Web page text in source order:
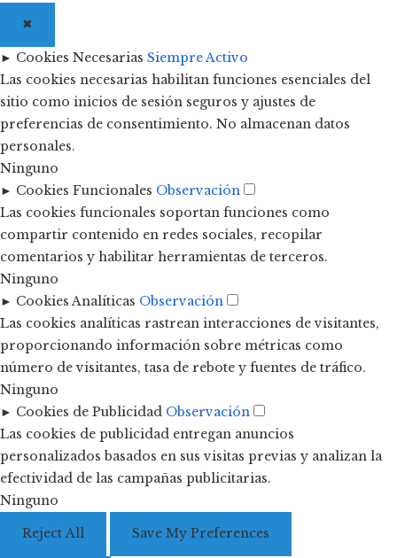
✖
► Cookies Necesarias Siempre Activo
Las cookies necesarias habilitan funciones esenciales del
sitio como inicios de sesión seguros y ajustes de
preferencias de consentimiento. No almacenan datos
personales.
Ninguno
► Cookies Funcionales Observación
Las cookies funcionales soportan funciones como
compartir contenido en redes sociales, recopilar
comentarios y habilitar herramientas de terceros.
Ninguno
► Cookies Analíticas Observación
Las cookies analíticas rastrean interacciones de visitantes,
proporcionando información sobre métricas como
número de visitantes, tasa de rebote y fuentes de tráfico.
Ninguno
► Cookies de Publicidad Observación
Las cookies de publicidad entregan anuncios
personalizados basados en sus visitas previas y analizan la
efectividad de las campañas publicitarias.
Ninguno
Reject All Save My Preferences